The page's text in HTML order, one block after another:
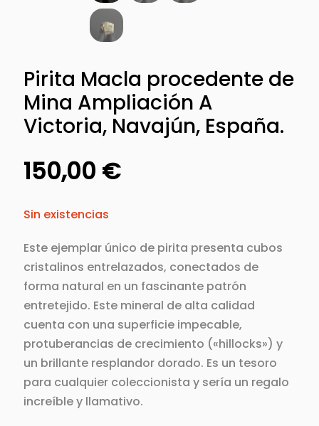
Pirita Macla procedente de
Mina Ampliación A
Victoria, Navajún, España.
150,00 €
Sin existencias
Este ejemplar único de pirita presenta cubos
cristalinos entrelazados, conectados de
forma natural en un fascinante patrón
entretejido. Este mineral de alta calidad
cuenta con una superficie impecable,
protuberancias de crecimiento («hillocks») y
un brillante resplandor dorado. Es un tesoro
para cualquier coleccionista y sería un regalo
increíble y llamativo.